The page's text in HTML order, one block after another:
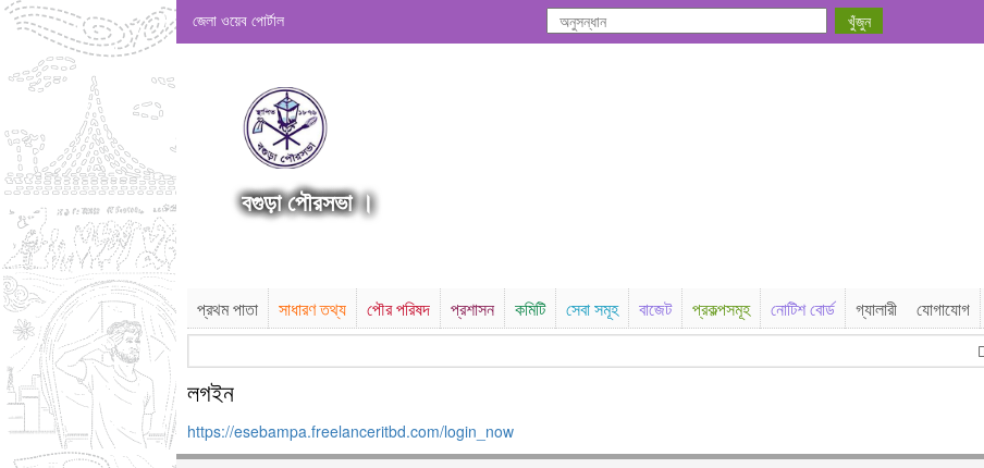
জেলা ওয়েব পোর্টাল
বগুড়া পৌরসভা ।
প্রথম পাতা সাধারণ তথ্য পৌর পরিষদ প্রশাসন কমিটি সেবা সমূহ বাজেট প্রকল্পসমূহ নোটিশ বোর্ড গ্যালারী যোগাযোগ
লগইন
https://esebampa.freelanceritbd.com/login_now